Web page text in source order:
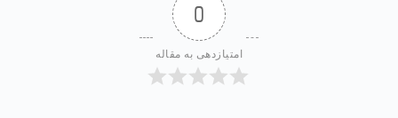
0
امتیازدهی به مقاله